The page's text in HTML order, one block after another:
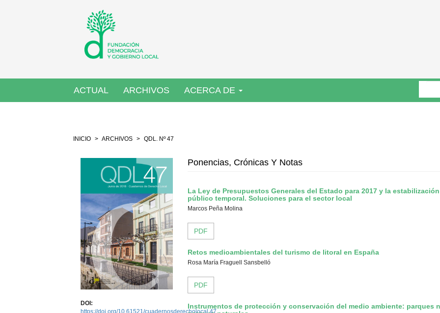
Navegación
ACTUAL ARCHIVOS ACERCA DE
INICIO ARCHIVOS QDL. Nº 47
DOI:
Ponencias, Crónicas Y Notas
La Ley de Presupuestos Generales del Estado para 2017 y la
público temporal. Soluciones para el sector local
Marcos Peña Molina
PDF
Retos medioambientales del turismo de litoral en España
Rosa María Fraguell Sansbelló
PDF
Instrumentos de protección y conservación del medio ambiente: parques